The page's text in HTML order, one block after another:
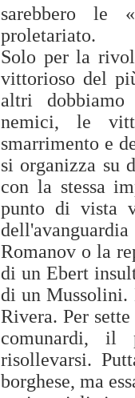
sarebbero le
proletariato.
Solo per la
vittorioso del
altri
nemici, le
smarrimento e
si organizza su
con la stessa
punto di vista
Romanov o la
di un Ebert
di un Mussolini.
Rivera. Per
comunardi, il
risollevarsi.
borghese, ma